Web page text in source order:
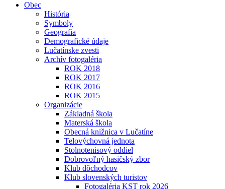
Obec
História
Symboly
Geografia
Demografické údaje
Lučatínske zvesti
Archív fotogaléria
ROK 2018
ROK 2017
ROK 2016
ROK 2015
Organizácie
Základná škola
Materská škola
Obecná knižnica v Lučatíne
Telovýchovná jednota
Stolnotenisový oddiel
Dobrovoľný hasičský zbor
Klub dôchodcov
Klub slovenských turistov
Fotogaléria KST rok 2026